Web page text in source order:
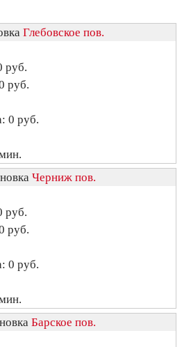
Глебовское пов.
руб.
руб.
0 руб.
Черниж пов.
руб.
руб.
0 руб.
Барское пов.